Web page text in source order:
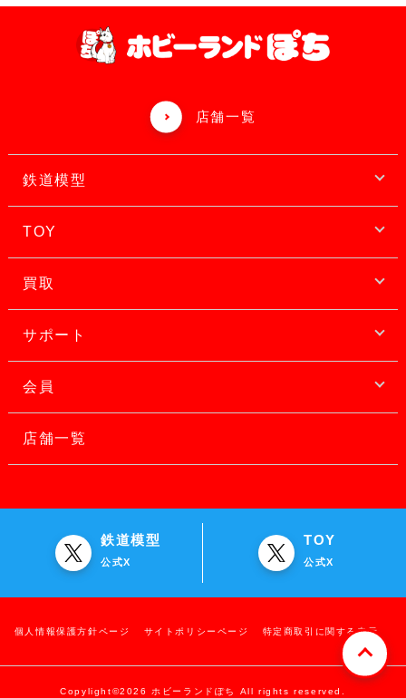
店舗一覧
鉄道模型
TOY
買取
サポート
会員
店舗一覧
鉄道模型
公式X
TOY
公式X
個人情報保護方針ページ サイトポリシーページ 特定商取引に関する表示
Copylight©2026 ホビーランドぽち All rights reserved.